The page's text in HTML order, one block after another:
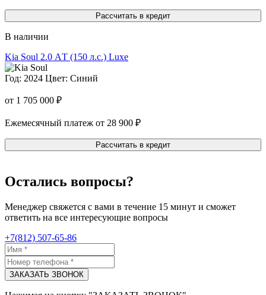
Рассчитать в кредит
В наличии
Kia Soul 2.0 АT (150 л.с.) Luxe
Год: 2024 Цвет: Синий
от 1 705 000 ₽
Ежемесячный платеж от 28 900 ₽
Рассчитать в кредит
Остались вопросы?
Менеджер свяжется с вами в течение 15 минут и сможет
ответить на все интересующие вопросы
+7(812) 507-65-86
ЗАКАЗАТЬ ЗВОНОК